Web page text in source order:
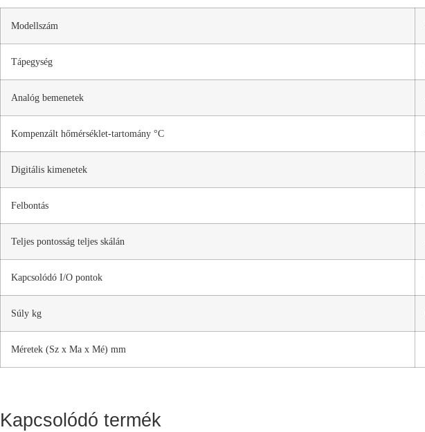
Modellszám
Tápegység
Analóg bemenetek
Kompenzált hőmérséklet-tartomány °C
Digitális kimenetek
Felbontás
Teljes pontosság teljes skálán
Kapcsolódó I/O pontok
Súly kg
Méretek (Sz x Ma x Mé) mm
Kapcsolódó termék